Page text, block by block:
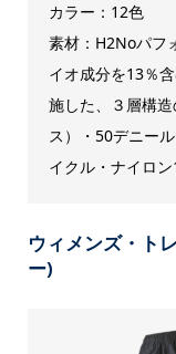
カラー：12色
素材：H2Noパフ
イオ成分を13％
施した、３層構
ス）・50デニー
イクル・ナイロン
ウィメンズ・ト
ー)